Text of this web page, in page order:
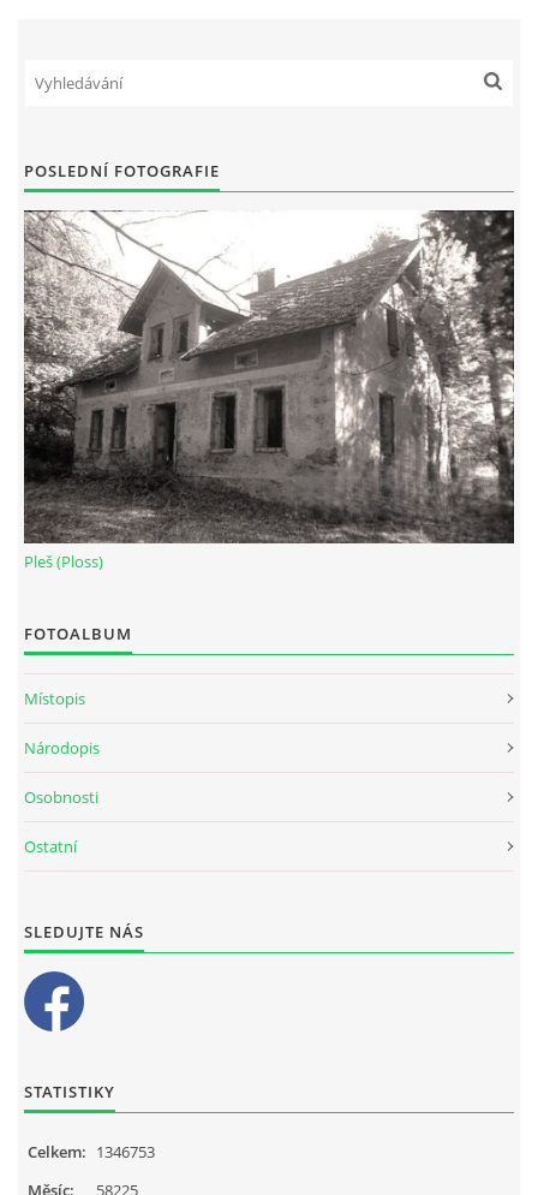
POSLEDNÍ FOTOGRAFIE
Pleš (Ploss)
FOTOALBUM
Místopis
Národopis
Osobnosti
Ostatní
SLEDUJTE NÁS
STATISTIKY
Celkem: 1346753
Měsíc:
58225